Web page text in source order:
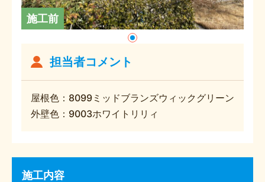
施工前
担当者コメント
屋根色：8099ミッドブランズウィックグリーン
外壁色：9003ホワイトリリィ
施工内容